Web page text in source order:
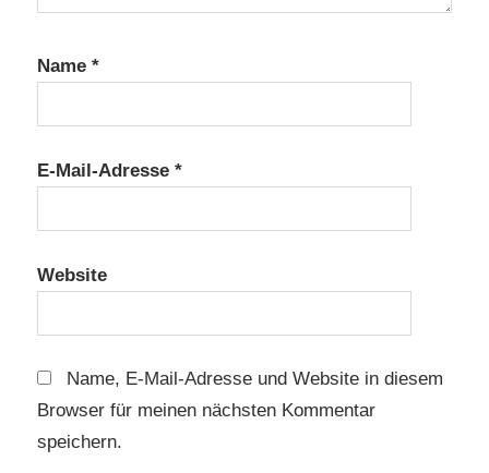
Name *
E-Mail-Adresse *
Website
Name, E-Mail-Adresse und Website in diesem
Browser für meinen nächsten Kommentar
speichern.